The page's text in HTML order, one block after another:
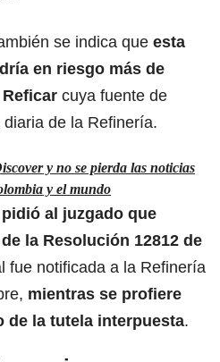
se indica que esta
en riesgo más de
cuya fuente de
de la Refinería.
y no se pierda las noticias
y el mundo
pidió al juzgado que
la Resolución 12812 de
fue notificada a la Refinería
mientras se profiere
de la tutela interpuesta.